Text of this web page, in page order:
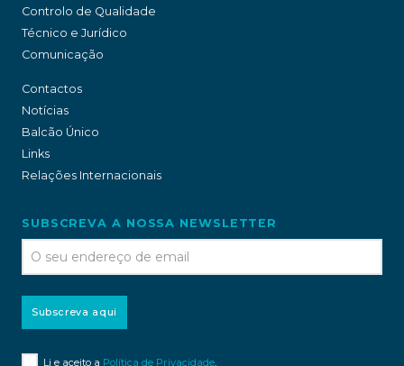
Controlo de Qualidade
Técnico e Jurídico
Comunicação
Contactos
Notícias
Balcão Único
Links
Relações Internacionais
SUBSCREVA A NOSSA NEWSLETTER
Subscreva aqui
Li e aceito a Política de Privacidade.